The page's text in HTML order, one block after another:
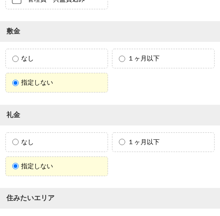
敷金
なし １ヶ月以下
指定しない
礼金
なし １ヶ月以下
指定しない
住みたいエリア